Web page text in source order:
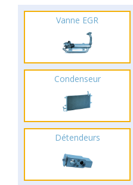
Vanne EGR
Condenseur
Détendeurs